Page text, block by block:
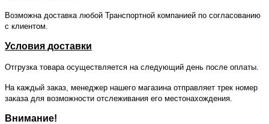
Возможна доставка любой Транспортной компанией по согласованию
с клиентом.
Условия доставки
Отгрузка товара осуществляется на следующий день после оплаты.
На каждый заказ, менеджер нашего магазина отправляет трек номер
заказа для возможности отслеживания его местонахождения.
Внимание!